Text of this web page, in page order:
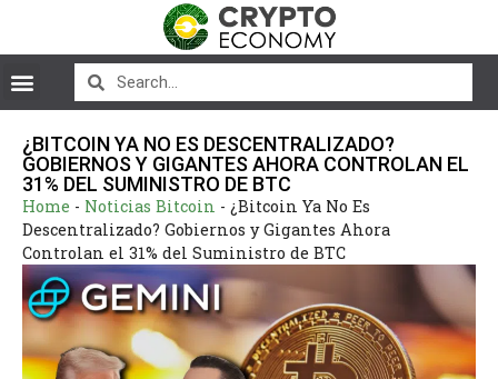
¿BITCOIN YA NO ES DESCENTRALIZADO?
GOBIERNOS Y GIGANTES AHORA CONTROLAN EL
31% DEL SUMINISTRO DE BTC
Home - Noticias Bitcoin - ¿Bitcoin Ya No Es
Descentralizado? Gobiernos y Gigantes Ahora
Controlan el 31% del Suministro de BTC